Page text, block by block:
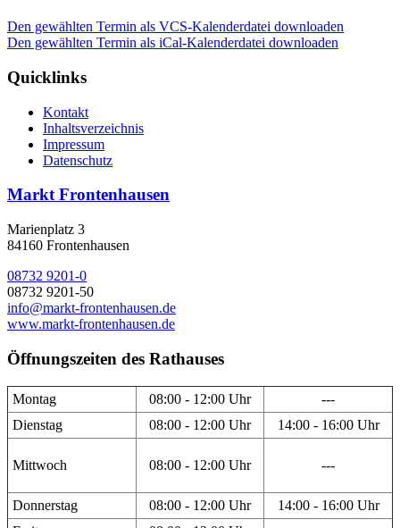
Den gewählten Termin als VCS-Kalenderdatei downloaden
Den gewählten Termin als iCal-Kalenderdatei downloaden
Quicklinks
Kontakt
Inhaltsverzeichnis
Impressum
Datenschutz
Markt Frontenhausen
Marienplatz 3
84160 Frontenhausen
08732 9201-0
08732 9201-50
info@markt-frontenhausen.de
www.markt-frontenhausen.de
Öffnungszeiten des Rathauses
Montag 08:00 - 12:00 Uhr
---
Dienstag
08:00 - 12:00 Uhr 14:00 - 16:00 Uhr
Mittwoch 08:00 - 12:00 Uhr ---
Donnerstag 08:00 - 12:00 Uhr
14:00 - 16:00 Uhr